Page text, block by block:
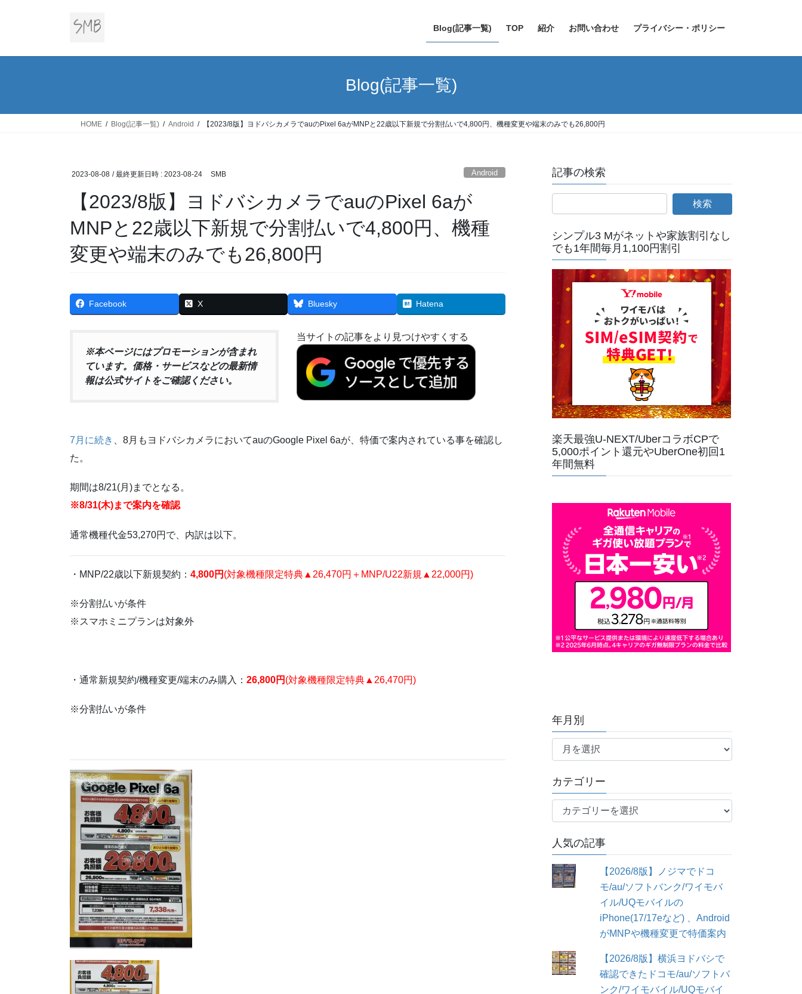
Blog(記事一覧) TOP 紹介 お問い合わせ プライバシー・ポリシー
Blog(記事一覧)
HOME Blog(記事一覧) Android 【2023/8版】ヨドバシカメラでauのPixel 6aがMNPと22歳以下新規で分割払いで4,800円、機種変更や端末のみでも26,800円
2023-08-08 / 最終更新日時 : 2023-08-24 SMB Android
【2023/8版】ヨドバシカメラでauのPixel 6aが
MNPと22歳以下新規で分割払いで4,800円、機種
変更や端末のみでも26,800円
Facebook X Bluesky Hatena
※本ページにはプロモーションが含まれ
ています。価格・サービスなどの最新情
報は公式サイトをご確認ください。
当サイトの記事をより見つけやすくする
7月に続き
、8月もヨドバシカメラにおいてauのGoogle Pixel 6aが、特価で案内されている事を確認し
た。
期間は8/21(月)までとなる。
※8/31(木)まで案内を確認
通常機種代金53,270円で、内訳は以下。
・MNP/22歳以下新規契約： 4,800円 (対象機種限定特典▲26,470円＋MNP/U22新規▲22,000円)
※分割払いが条件
※スマホミニプランは対象外
・通常新規契約/機種変更/端末のみ購入： 26,800円 (対象機種限定特典▲26,470円)
※分割払いが条件
記事の検索
シンプル3 Mがネットや家族割引なし
でも1年間毎月1,100円割引
楽天最強U-NEXT/UberコラボCPで
5,000ポイント還元やUberOne初回1
年間無料
年月別
年
カテゴリー
テ
リ
ー
人気の記事
【2026/8版】ノジマでドコ
モ/au/ソフトバンク/ワイモバ
イル/UQモバイルの
iPhone(17/17eなど) 、Android
がMNPや機種変更で特価案内
【2026/8版】横浜ヨドバシで
確認できたドコモ/au/ソフトバ
ンク/ワイモバイル/UQモバイ